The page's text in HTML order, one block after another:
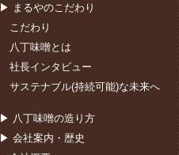
▶ まるやのこだわり
こだわり
八丁味噌とは
社長インタビュー
サステナブル(持続可能)な未来へ
▶ 八丁味噌の造り方
▶ 会社案内・歴史